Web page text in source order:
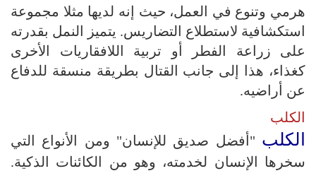
هرمي وتنوع في العمل، حيث إنه لديها مثلا مجموعة
استكشافية لاستطلاع التضاريس. يتميز النمل بقدرته
على زراعة الفطر أو تربية اللافقاريات الأخرى
كغذاء، هذا إلى جانب القتال بطريقة منسقة للدفاع
عن أراضيه.
الكلب
الكلب "أفضل صديق للإنسان" ومن الأنواع التي
سخرها الإنسان لخدمته، وهو من الكائنات الذكية.